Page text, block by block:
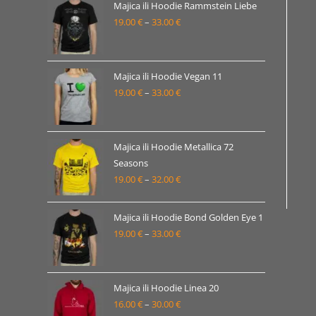
19.00 €
do
Majica ili Hoodie Rammstein Liebe
19.00€– 33.00€Raspon
od
19.00 €
do
Majica ili Hoodie Vegan 11
19.00€– 33.00€Raspon
od
19.00 €
33.00 €
Majica ili Hoodie Metallica 72
Seasons
19.00€– 32.00€Raspon
od
19.00 €
Majica ili Hoodie Bond Golden Eye 1
19.00€– 33.00€Raspon
od
19.00 €
do
Majica ili Hoodie Linea 20
16.00€– 30.00€Raspon